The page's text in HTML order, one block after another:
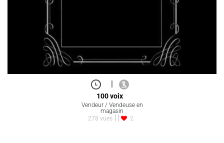
100 voix
Vendeur / Vendeuse en
magasin
278 vues
2